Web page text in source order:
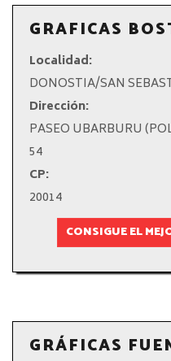
GRAFICAS
Localidad:
DONOSTIA/SAN
Dirección:
PASEO UBARBURU
54
CP:
20014
CONSIGUE EL
GRÁFICAS